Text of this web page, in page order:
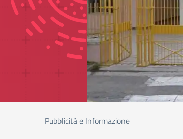
Pubblicità e Informazione